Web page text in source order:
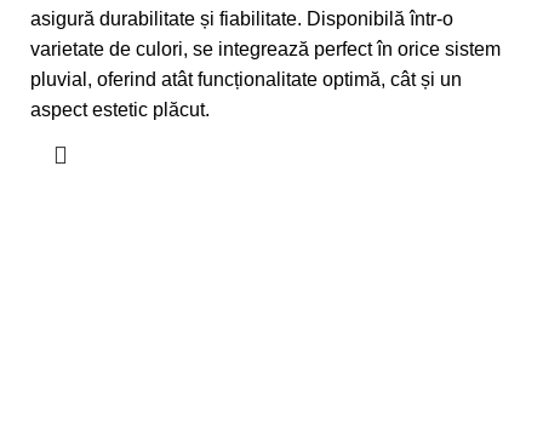
asigură durabilitate și fiabilitate. Disponibilă într-o
varietate de culori, se integrează perfect în orice sistem
pluvial, oferind atât funcționalitate optimă, cât și un
aspect estetic plăcut.